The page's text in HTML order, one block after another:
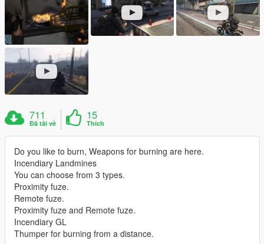
711
Đã tải về
15
Thích
Do you like to burn, Weapons for burning are here.
Incendiary Landmines
You can choose from 3 types.
Proximity fuze.
Remote fuze.
Proximity fuze and Remote fuze.
Incendiary GL
Thumper for burning from a distance.